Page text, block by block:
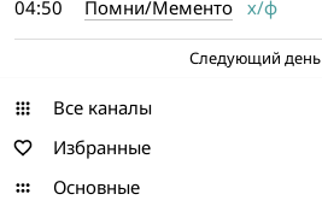
04:50
Помни/Мементо х/ф
Следующий день
Все каналы
Избранные
Основные